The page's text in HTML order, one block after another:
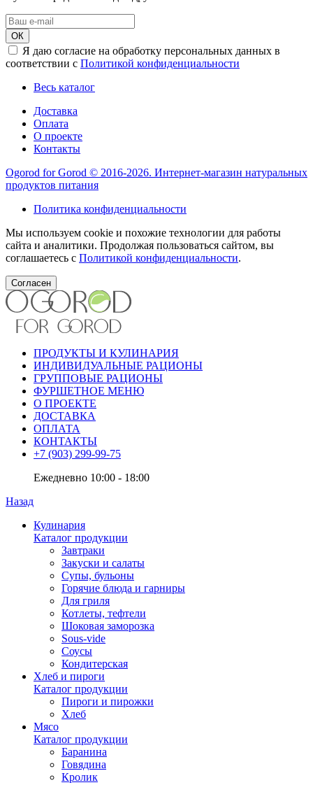
ОК
Я даю согласие на обработку персональных данных в
соответствии с Политикой конфиденциальности
Весь каталог
Доставка
Оплата
О проекте
Контакты
Ogorod for Gorod © 2016-2026. Интернет-магазин натуральных
продуктов питания
Политика конфиденциальности
Мы используем cookie и похожие технологии для работы
сайта и аналитики. Продолжая пользоваться сайтом, вы
соглашаетесь с Политикой конфиденциальности.
Согласен
ПРОДУКТЫ И КУЛИНАРИЯ
ИНДИВИДУАЛЬНЫЕ РАЦИОНЫ
ГРУППОВЫЕ РАЦИОНЫ
ФУРШЕТНОЕ МЕНЮ
О ПРОЕКТЕ
ДОСТАВКА
ОПЛАТА
КОНТАКТЫ
+7 (903) 299-99-75
Ежедневно 10:00 - 18:00
Назад
Кулинария
Каталог продукции
Завтраки
Закуски и салаты
Супы, бульоны
Горячие блюда и гарниры
Для гриля
Котлеты, тефтели
Шоковая заморозка
Sous-vide
Соусы
Кондитерская
Хлеб и пироги
Каталог продукции
Пироги и пирожки
Хлеб
Мясо
Каталог продукции
Баранина
Говядина
Кролик